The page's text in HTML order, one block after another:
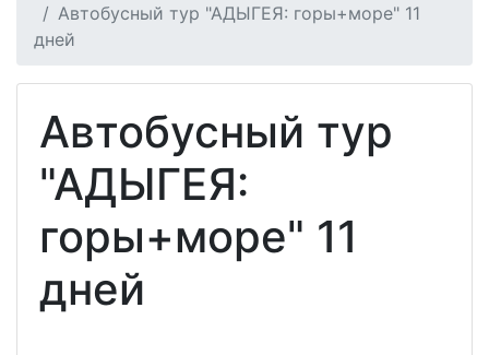
Автобусный тур "АДЫГЕЯ: горы+море" 11
дней
Автобусный тур
"АДЫГЕЯ:
горы+море" 11
дней